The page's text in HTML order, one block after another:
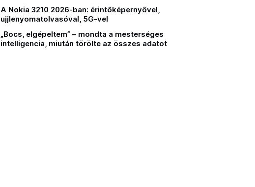
A Nokia 3210 2026-ban: érintőképernyővel,
ujjlenyomatolvasóval, 5G-vel
„Bocs, elgépeltem” – mondta a mesterséges
intelligencia, miután törölte az összes adatot